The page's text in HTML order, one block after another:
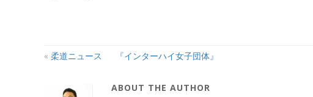
« 柔道ニュース 『インターハイ女子団体』
ABOUT THE AUTHOR